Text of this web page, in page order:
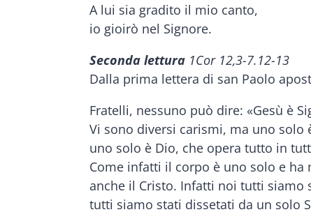
A lui sia gradito il mio canto,
io gioirò nel Signore.
Seconda lettura 1Cor 12,3-7.12-13
Dalla prima lettera di san Paolo
Fratelli, nessuno può dire: «Gesù è
Vi sono diversi carismi, ma uno
uno solo è Dio, che opera tutto in
Come infatti il corpo è uno solo e
anche il Cristo. Infatti noi tutti siamo
tutti siamo stati dissetati da un solo